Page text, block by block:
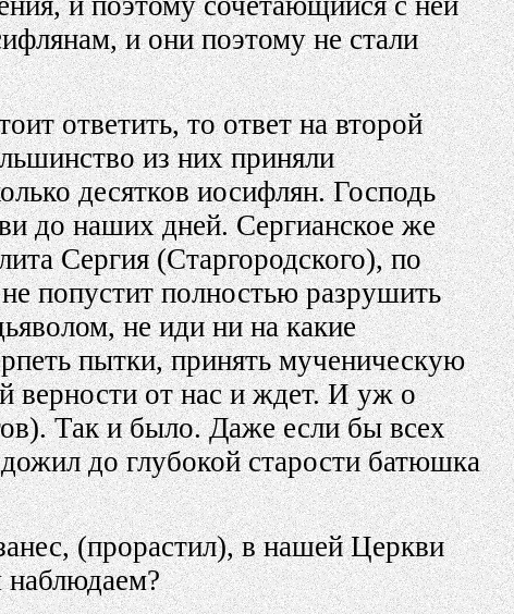
и они поэтому не стали
ответить, то ответ на второй
из них приняли
десятков иосифлян. Господь
до наших дней. Сергианское же
Сергия (Старгородского), по
попустит полностью разрушить
не иди ни на какие
пытки, принять мученическую
верности от нас и ждет. И уж о
Так и было. Даже если бы всех
до глубокой старости батюшка
(прорастил), в нашей Церкви
наблюдаем?